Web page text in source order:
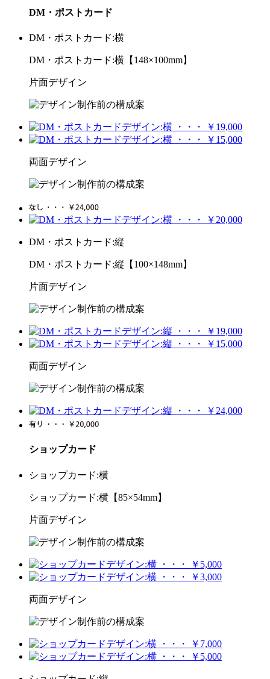
DM・ポストカード
DM・ポストカード:横
DM・ポストカード:横【148×100mm】
片面デザイン
両面デザイン
DM・ポストカード:縦
DM・ポストカード:縦【100×148mm】
片面デザイン
両面デザイン
ショップカード
ショップカード:横
ショップカード:横【85×54mm】
片面デザイン
両面デザイン